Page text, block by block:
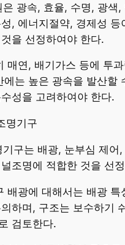
은 광속, 효율, 수명, 광색,
, 에너지절약, 경제성 등
을 선정하여야 한다.
매연, 배기가스 등에 투
에는 높은 광속을 발산할
성을 고려하여야 한다.
명기구
기구는 배광, 눈부심 제어
조명에 적합한 것을 선
배광에 대해서는 배광 특
하며, 구조는 보수하기
검토한다.